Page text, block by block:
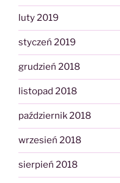
luty 2019
styczeń 2019
grudzień 2018
listopad 2018
październik 2018
wrzesień 2018
sierpień 2018